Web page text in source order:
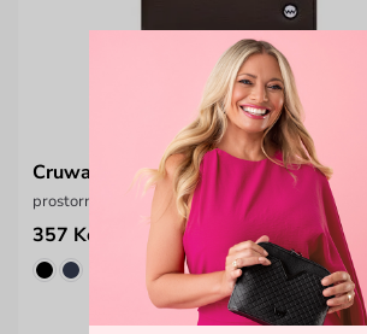
Cruwal Brown
prostorná pánská peněženka s vnitřní klopou
357 Kč 549 Kč